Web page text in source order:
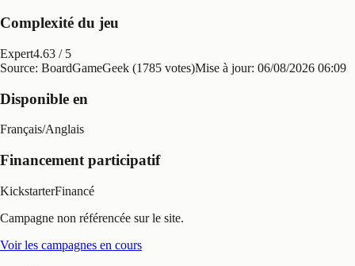
Complexité du jeu
Expert4.63 / 5
Source: BoardGameGeek (1785 votes)Mise à jour: 06/08/2026 06:09
Disponible en
Français/Anglais
Financement participatif
KickstarterFinancé
Campagne non référencée sur le site.
Voir les campagnes en cours